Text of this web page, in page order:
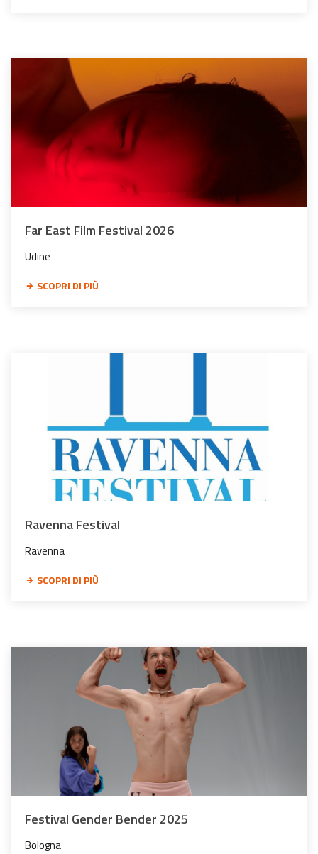
Far East Film Festival 2026
Udine
SCOPRI DI PIÙ
Ravenna Festival
Ravenna
SCOPRI DI PIÙ
Festival Gender Bender 2025
Bologna